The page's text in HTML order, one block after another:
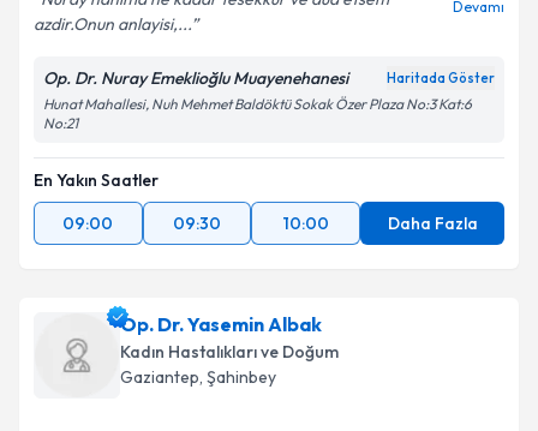
azdir.Onun anlayisi,...
Devamı
Op. Dr. Nuray Emeklioğlu Muayenehanesi Haritada Göster
Hunat Mahallesi, Nuh Mehmet Baldöktü Sokak Özer Plaza No:3 Kat:6
No:21
En Yakın Saatler
09:00
09:30 10:00 Daha Fazla
Op. Dr. Yasemin Albak
Kadın Hastalıkları ve Doğum
Gaziantep, Şahinbey